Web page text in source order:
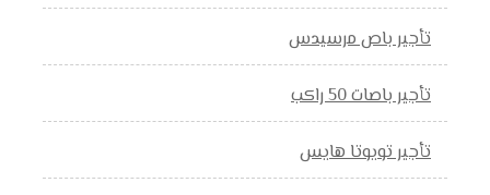
تأجير باص مرسيدس
تأجير باصات 50 راكب
تأجير تويوتا هايس